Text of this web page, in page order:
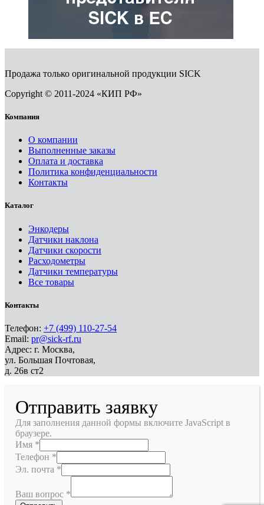
Продажа только оригинальной продукции SICK
Copyright © 2011-2024 «КИП РФ»
Компания
О компании
Выполненные заказы
Оплата и доставка
Политика конфиденциальности
Контакты
Каталог
Энкодеры
Датчики наклона
Датчики скорости
Расходометры
Датчики температуры
Все товары
Контакты
Телефон: +7 (499) 110-27-54
Email: pr@sick-rf.ru
Адрес: г. Москва,
ул. Большая Почтовая,
д. 26в ст2
Отправить заявку
Для заполнения данной формы включите JavaScript в
браузере.
Имя *
Телефон *
Эл. почта *
Ваш вопрос *